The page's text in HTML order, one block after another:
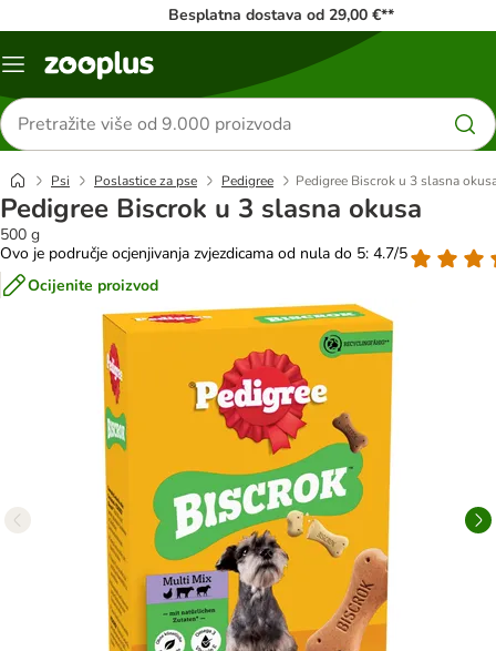
Besplatna dostava od 29,00 €**
Izbornik
Traži
proizvode
Psi Poslastice za pse Pedigree Pedigree Biscrok u 3 slasna
Pedigree Biscrok u 3 slasna okusa
500 g
Ovo je područje ocjenjivanja zvjezdicama od nula do 5: 4.7/5
Ocijenite proizvod